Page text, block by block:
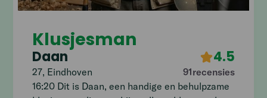
Klusjesman
Daan 4.5
27, Eindhoven 91recensies
16:20 Dit is Daan, een handige en behulpzame